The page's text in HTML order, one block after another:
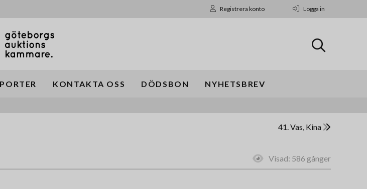
Registrera konto Logga in
KONTAKTA OSS DÖDSBON NYHETSBREV
41. Vas, Kina
Visad: 586 gånger